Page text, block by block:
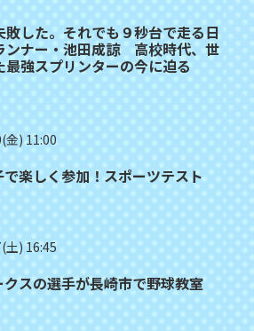
敗した。それでも９秒台で走る日
ンナー・池田成諒 高校時代、世
強スプリンターの今に迫る
金) 11:00
で楽しく参加！スポーツテスト
土) 16:45
クスの選手が長崎市で野球教室